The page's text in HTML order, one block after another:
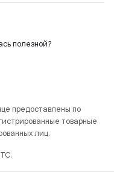
полезной?
предоставлены по
товарные
лиц.